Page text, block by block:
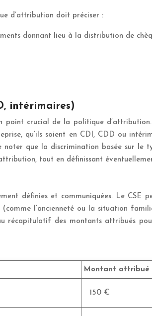
d’attribution doit préciser :
donnant lieu à la distribution de
intérimaires)
point crucial de la politique
qu’ils soient en CDI, CDD ou
noter que la discrimination basée sur
tout en définissant
définies et communiquées. Le CSE
l’ancienneté ou la situation
récapitulatif des montants attribués
Montant attribué
150 €